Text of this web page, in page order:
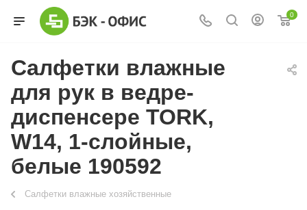
0
Салфетки влажные
для рук в ведре-
диспенсере TORK,
W14, 1-слойные,
белые 190592
Салфетки влажные хозяйственные